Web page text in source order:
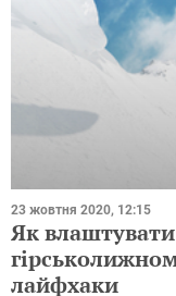
23 жовтня 2020, 12:15
Як
лайфхаки